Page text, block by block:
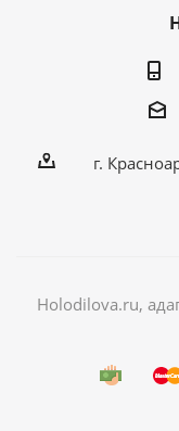
г.
Holodilova.ru,